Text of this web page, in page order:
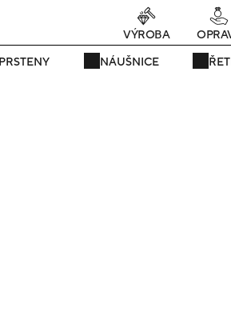
Právě teď! - 20 % na vše! Kód: SRPEN20
PRSTENY NÁUŠNICE
VÝROBA